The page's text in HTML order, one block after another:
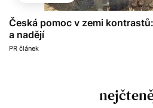
Česká pomoc v zemi
a nadějí
PR článek